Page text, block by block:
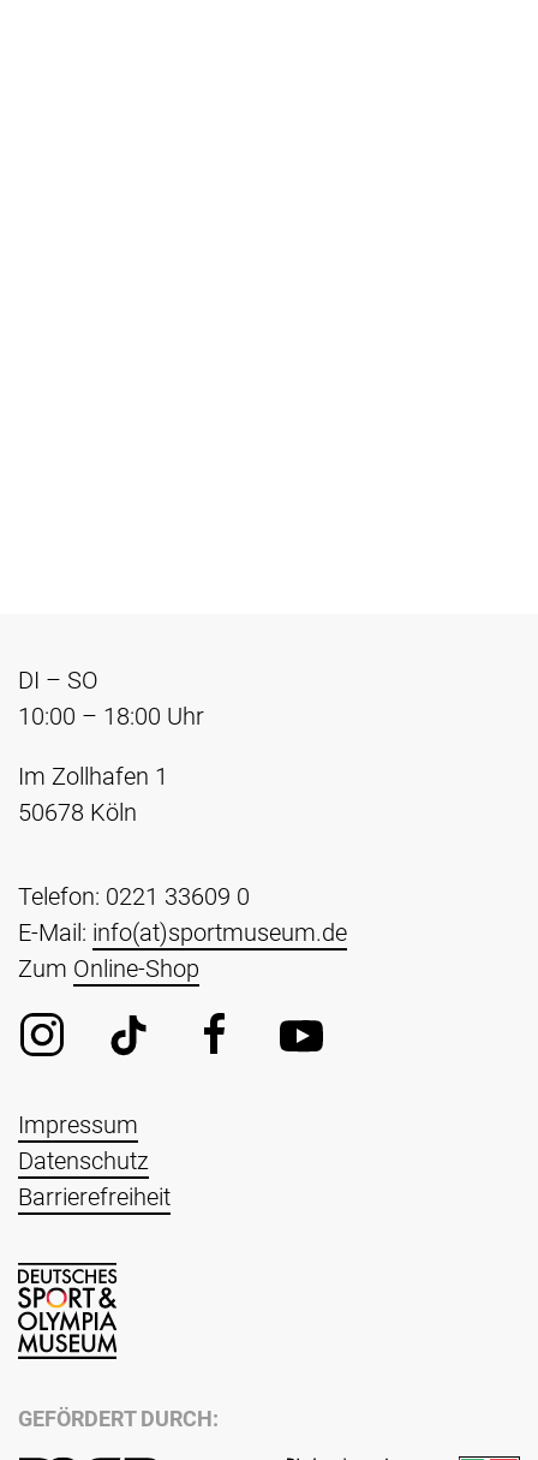
DI – SO
10:00 – 18:00 Uhr
Im Zollhafen 1
50678 Köln
Telefon: 0221 33609 0
E-Mail: info(at)sportmuseum.de
Zum Online-Shop
Impressum
Datenschutz
Barrierefreiheit
GEFÖRDERT DURCH: